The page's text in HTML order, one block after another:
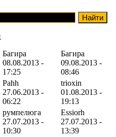
Багира
08.08.2013 -
17:25
Багира
09.08.2013 -
08:46
Pahh
27.06.2013 -
06:22
trioxin
01.08.2013 -
19:13
румпелюга
27.07.2013 -
10:30
Essiorh
27.07.2013 -
13:39